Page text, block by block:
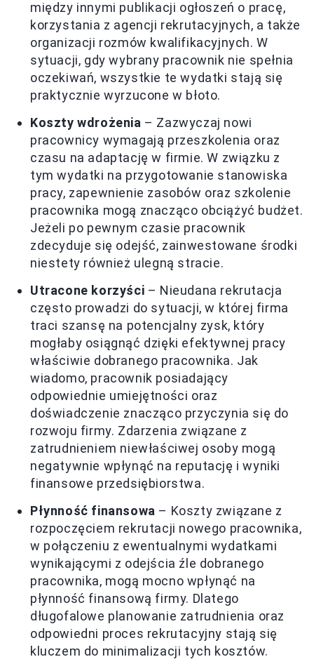
między innymi publikacji ogłoszeń o pracę,
korzystania z agencji rekrutacyjnych, a także
organizacji rozmów kwalifikacyjnych. W
sytuacji, gdy wybrany pracownik nie spełnia
oczekiwań, wszystkie te wydatki stają się
praktycznie wyrzucone w błoto.
Koszty wdrożenia – Zazwyczaj nowi
pracownicy wymagają przeszkolenia oraz
czasu na adaptację w firmie. W związku z
tym wydatki na przygotowanie stanowiska
pracy, zapewnienie zasobów oraz szkolenie
pracownika mogą znacząco obciążyć budżet.
Jeżeli po pewnym czasie pracownik
zdecyduje się odejść, zainwestowane środki
niestety również ulegną stracie.
Utracone korzyści – Nieudana rekrutacja
często prowadzi do sytuacji, w której firma
traci szansę na potencjalny zysk, który
mogłaby osiągnąć dzięki efektywnej pracy
właściwie dobranego pracownika. Jak
wiadomo, pracownik posiadający
odpowiednie umiejętności oraz
doświadczenie znacząco przyczynia się do
rozwoju firmy. Zdarzenia związane z
zatrudnieniem niewłaściwej osoby mogą
negatywnie wpłynąć na reputację i wyniki
finansowe przedsiębiorstwa.
Płynność finansowa – Koszty związane z
rozpoczęciem rekrutacji nowego pracownika,
w połączeniu z ewentualnymi wydatkami
wynikającymi z odejścia źle dobranego
pracownika, mogą mocno wpłynąć na
płynność finansową firmy. Dlatego
długofalowe planowanie zatrudnienia oraz
odpowiedni proces rekrutacyjny stają się
kluczem do minimalizacji tych kosztów.